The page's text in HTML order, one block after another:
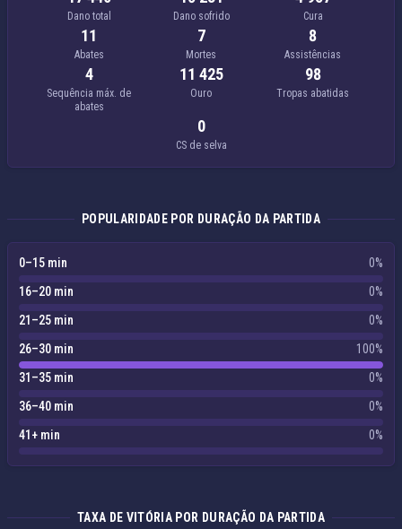
Dano total Dano sofrido Cura
11
Abates
7
Mortes
8
Assistências
4
Sequência máx. de
abates
11 425
Ouro
98
Tropas abatidas
0
CS de selva
POPULARIDADE POR DURAÇÃO DA PARTIDA
0–15 min
0%
16–20 min
0%
21–25 min
0%
26–30 min
100%
31–35 min
0%
36–40 min
0%
41+ min
0%
TAXA DE VITÓRIA POR DURAÇÃO DA PARTIDA